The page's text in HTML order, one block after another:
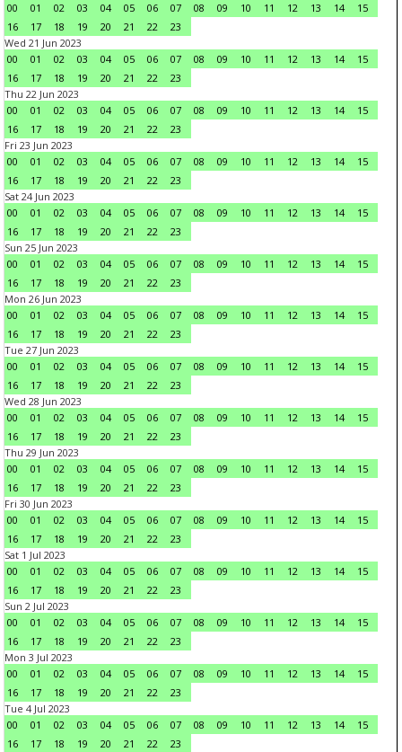
00
01 02 03 04 05 06 07 08 09 10 11 12 13 14
15
16
17 18 19 20 21 22
23
Wed 21 Jun 2023
00
01 02 03 04 05 06 07 08 09 10 11 12 13 14
15
16
17 18 19 20 21 22
23
Thu 22 Jun 2023
00
01 02 03 04 05 06 07 08 09 10 11 12 13 14
15
16
17 18 19 20 21 22
23
Fri 23 Jun 2023
00
01 02 03 04 05 06 07 08 09 10 11 12 13 14
15
16
17 18 19 20 21 22
23
Sat 24 Jun 2023
00
01 02 03 04 05 06 07 08 09 10 11 12 13 14
15
16
17 18 19 20 21 22
23
Sun 25 Jun 2023
00
01 02 03 04 05 06 07 08 09 10 11 12 13 14
15
16
17 18 19 20 21 22
23
Mon 26 Jun 2023
00
01 02 03 04 05 06 07 08 09 10 11 12 13 14
15
16
17 18 19 20 21 22
23
Tue 27 Jun 2023
00
01 02 03 04 05 06 07 08 09 10 11 12 13 14
15
16
17 18 19 20 21 22
23
Wed 28 Jun 2023
00
01 02 03 04 05 06 07 08 09 10 11 12 13 14
15
16
17 18 19 20 21 22
23
Thu 29 Jun 2023
00
01 02 03 04 05 06 07 08 09 10 11 12 13 14
15
16
17 18 19 20 21 22
23
Fri 30 Jun 2023
00
01 02 03 04 05 06 07 08 09 10 11 12 13 14
15
16
17 18 19 20 21 22
23
Sat 1 Jul 2023
00
01 02 03 04 05 06 07 08 09 10 11 12 13 14
15
16
17 18 19 20 21 22
23
Sun 2 Jul 2023
00
01 02 03 04 05 06 07 08 09 10 11 12 13 14
15
16
17 18 19 20 21 22
23
Mon 3 Jul 2023
00
01 02 03 04 05 06 07 08 09 10 11 12 13 14
15
16
17 18 19 20 21 22
23
Tue 4 Jul 2023
00
01 02 03 04 05 06 07 08 09 10 11 12 13 14
15
16
17 18 19 20 21 22
23